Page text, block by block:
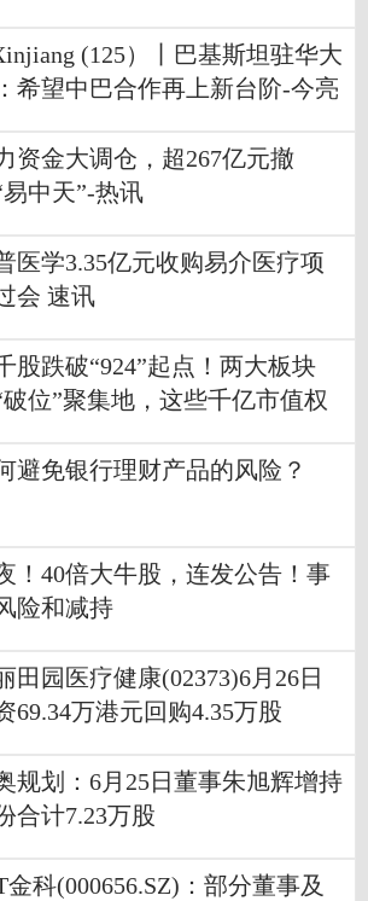
(125）丨巴基斯坦驻华大
希望中巴合作再上新台阶-今亮
资金大调仓，超267亿元撤
易中天”-热讯
医学3.35亿元收购易介医疗项
会 速讯
股跌破“924”起点！两大板块
破位”聚集地，这些千亿市值权
避免银行理财产品的风险？
！40倍大牛股，连发公告！事
险和减持
田园医疗健康(02373)6月26日
69.34万港元回购4.35万股
规划：6月25日董事朱旭辉增持
合计7.23万股
金科(000656.SZ)：部分董事及